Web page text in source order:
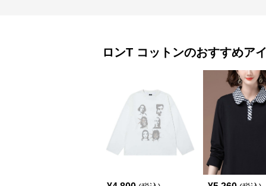
ロンT コットンのおすすめア